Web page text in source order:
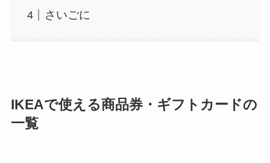
さいごに
IKEAで使える商品券・ギフトカードの
一覧